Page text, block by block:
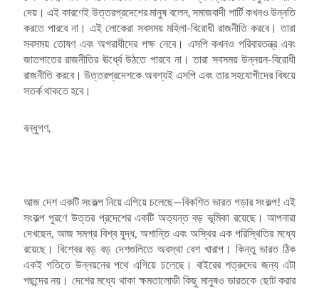
দেয়। এই কারণেই উত্তরপ্রদেশের মানুষ বলেন, সমাজবাদী পার্টি কখনও উন্নতি
করতে পারবে না। এই লোকেরা সবসময় মহিলা-বিরোধী রাজনীতি করবে। তারা
সবসময় তোষণ এবং অপরাধীদের পক্ষ নেবে। এসপি কখনও পরিবারতন্ত্র এবং
জাতপাতের রাজনীতির ঊর্ধ্বে উঠতে পারবে না। তারা সবসময় উন্নয়ন-বিরোধী
রাজনীতি করবে। উত্তরপ্রদেশকে অবশ্যই এসপি এবং তার সহযোগীদের বিষয়ে
সতর্ক থাকতে হবে।
বন্ধুগণ,
আজ দেশ একটি সংকল্প নিয়ে এগিয়ে চলেছে—বিকশিত ভারত গড়ার সংকল্প! এই
সংকল্প পূরণে উত্তর প্রদেশের একটি অত্যন্ত বড় ভূমিকা রয়েছে। আপনারা
দেখছেন, আজ সমগ্র বিশ্ব যুদ্ধ, অশান্তি এবং অস্থির এক পরিস্থিতির মধ্যে
রয়েছে। বিশ্বের বড় বড় দেশগুলিতে অবস্থা বেশ খারাপ। কিন্তু ভারত ঠিক
একই গতিতে উন্নয়নের পথে এগিয়ে চলেছে। বাইরের শত্রুদের জন্য এটা
পছন্দের নয়। দেশের মধ্যে থাকা ক্ষমতালোভী কিছু মানুষও ভারতকে ছোট করার